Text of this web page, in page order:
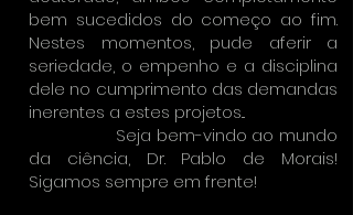
bem sucedidos do começo ao fim.
Nestes momentos, pude aferir a
seriedade, o empenho e a disciplina
dele no cumprimento das demandas
inerentes a estes projetos...
Seja bem-vindo ao mundo
da ciência, Dr. Pablo de Morais!
Sigamos sempre em frente!